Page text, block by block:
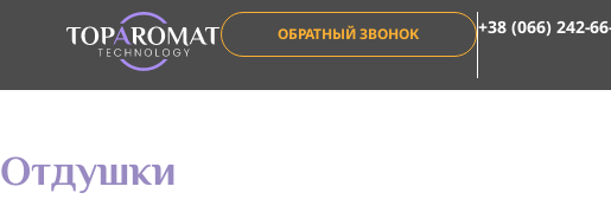
ОБРАТНЫЙ ЗВОНОК +38 (066) 242-
Отдушки